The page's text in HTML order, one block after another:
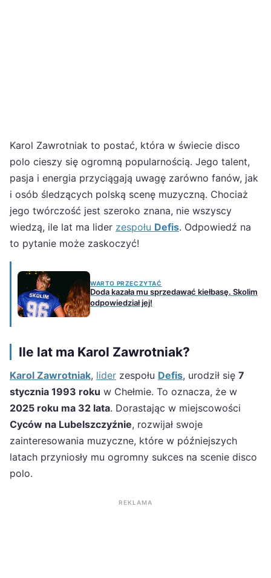
Karol Zawrotniak to postać, która w świecie disco
polo cieszy się ogromną popularnością. Jego talent,
pasja i energia przyciągają uwagę zarówno fanów, jak
i osób śledzących polską scenę muzyczną. Chociaż
jego twórczość jest szeroko znana, nie wszyscy
wiedzą, ile lat ma lider zespołu Defis. Odpowiedź na
to pytanie może zaskoczyć!
WARTO PRZECZYTAĆ
Doda kazała mu sprzedawać kiełbasę. Skolim
odpowiedział jej!
Ile lat ma Karol Zawrotniak?
Karol Zawrotniak, lider zespołu Defis, urodził się 7
stycznia 1993 roku w Chełmie. To oznacza, że w
2025 roku ma 32 lata. Dorastając w miejscowości
Cyców na Lubelszczyźnie, rozwijał swoje
zainteresowania muzyczne, które w późniejszych
latach przyniosły mu ogromny sukces na scenie disco
polo.
REKLAMA